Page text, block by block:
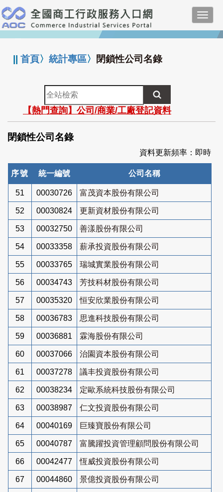
跳
到
主
要
:::
||首頁〉統計專區〉 閉鎖性公司名錄
全
站
檢
索
【熱門查詢】公司/商業/工廠登記資料
閉鎖性公司名錄
資料更新頻率：即時
序號 統一編號 公司名稱
51 00030726 富茂資本股份有限公司
52 00030824 更新資材股份有限公司
53 00032750 善漾股份有限公司
54 00033358 薪承投資股份有限公司
55 00033765 瑞城實業股份有限公司
56 00034743 芳技科材股份有限公司
57 00035320 恒安欣業股份有限公司
58 00036783 思進科技股份有限公司
59 00036881 霖海股份有限公司
60 00037066 治園資本股份有限公司
61 00037278 議丰投資股份有限公司
62 00038234 定歐系統科技股份有限公司
63 00038987 仁文投資股份有限公司
64 00040169 巨臻寶股份有限公司
65 00040787 富騰躍投資管理顧問股份有限公司
66 00042477 恆威投資股份有限公司
67 00044860 景億投資股份有限公司